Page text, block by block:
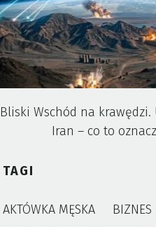
Bliski Wschód na krawędzi.
Iran – co to
TAGI
AKTÓWKA MĘSKA
BIZNES